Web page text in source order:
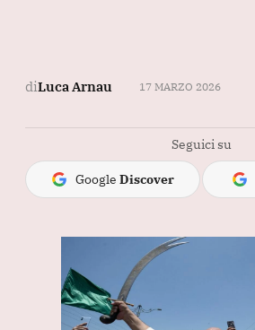
diLuca Arnau 17 MARZO 2026
Seguici su
Google Discover